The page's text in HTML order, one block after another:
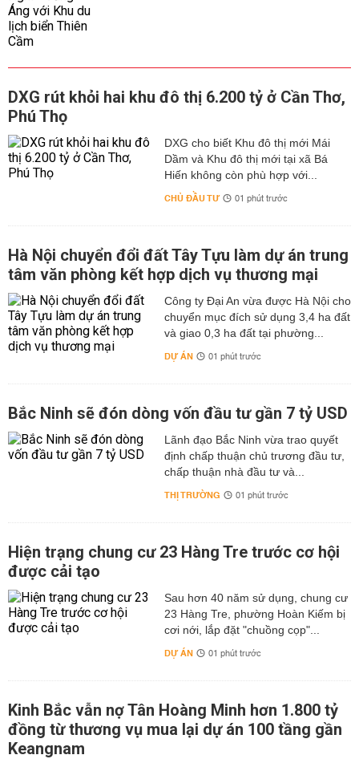
DXG rút khỏi hai khu đô thị 6.200 tỷ ở Cần Thơ,
Phú Thọ
DXG cho biết Khu đô thị mới Mái
Dầm và Khu đô thị mới tại xã Bá
Hiến không còn phù hợp với...
CHỦ ĐẦU TƯ 01 phút trước
Hà Nội chuyển đổi đất Tây Tựu làm dự án trung
tâm văn phòng kết hợp dịch vụ thương mại
Công ty Đại An vừa được Hà Nội cho
chuyển mục đích sử dụng 3,4 ha đất
và giao 0,3 ha đất tại phường...
DỰ ÁN 01 phút trước
Bắc Ninh sẽ đón dòng vốn đầu tư gần 7 tỷ USD
Lãnh đạo Bắc Ninh vừa trao quyết
định chấp thuận chủ trương đầu tư,
chấp thuận nhà đầu tư và...
THỊ TRƯỜNG 01 phút trước
Hiện trạng chung cư 23 Hàng Tre trước cơ hội
được cải tạo
Sau hơn 40 năm sử dụng, chung cư
23 Hàng Tre, phường Hoàn Kiếm bị
cơi nới, lắp đặt "chuồng cọp"...
DỰ ÁN 01 phút trước
Kinh Bắc vẫn nợ Tân Hoàng Minh hơn 1.800 tỷ
đồng từ thương vụ mua lại dự án 100 tầng gần
Keangnam